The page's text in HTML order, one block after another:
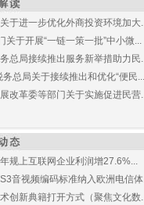
于进一步优化外商投资环境加大
关于开展“一链一策一批”中小微...
总局接续推出服务新举措助力民
务总局关于接续推出和优化“便民...
改革委等部门关于实施促进民营
规上互联网企业利润增27.6%...
音视频编码标准纳入欧洲电信体
创新典籍打开方式（聚焦文化数